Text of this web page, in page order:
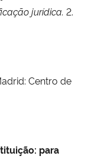
jurídica. 2.
Centro de
para